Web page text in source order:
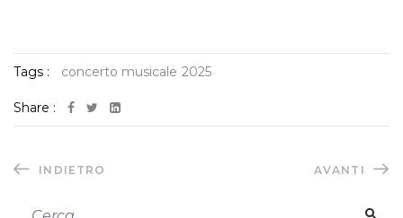
Tags : concerto musicale 2025
Share :
INDIETRO AVANTI